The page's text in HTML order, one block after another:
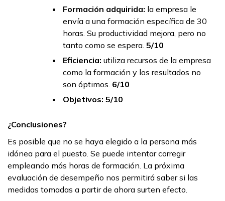
Formación adquirida: la empresa le
envía a una formación específica de 30
horas. Su productividad mejora, pero no
tanto como se espera. 5/10
Eficiencia: utiliza recursos de la empresa
como la formación y los resultados no
son óptimos. 6/10
Objetivos: 5/10
¿Conclusiones?
Es posible que no se haya elegido a la persona más
idónea para el puesto. Se puede intentar corregir
empleando más horas de formación. La próxima
evaluación de desempeño nos permitirá saber si las
medidas tomadas a partir de ahora surten efecto.